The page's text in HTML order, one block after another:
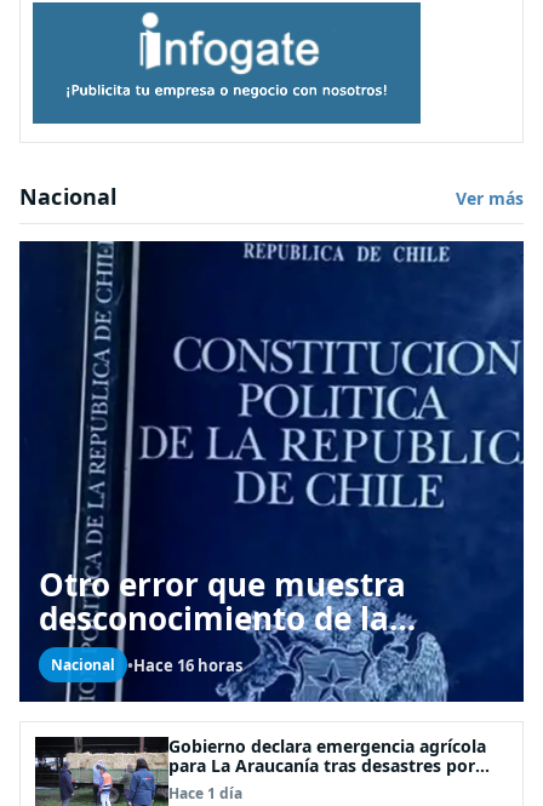
Nacional Ver más
Otro error que muestra
desconocimiento de la
Constitución: Artículo 1
consagra resguardar la
seguridad nacional y
proteger a los ciudadanos
Nacional •Hace 16 horas
Gobierno declara emergencia agrícola
para La Araucanía tras desastres por
pasos de sistemas frontales
Hace 1 día